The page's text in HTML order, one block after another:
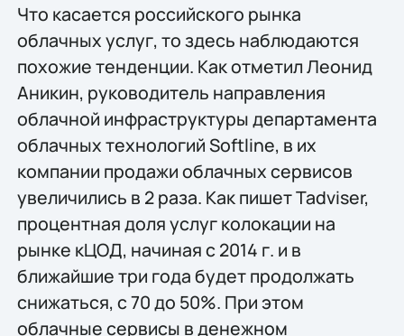
Что касается российского рынка
облачных услуг, то здесь наблюдаются
похожие тенденции. Как отметил Леонид
Аникин, руководитель направления
облачной инфраструктуры департамента
облачных технологий Softline, в их
компании продажи облачных сервисов
увеличились в 2 раза. Как пишет Tadviser,
процентная доля услуг колокации на
рынке кЦОД, начиная с 2014 г. и в
ближайшие три года будет продолжать
снижаться, с 70 до 50%. При этом
облачные сервисы в денежном